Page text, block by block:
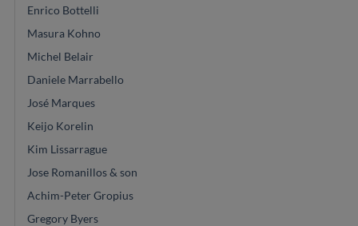
Enrico Bottelli
Masura Kohno
Michel Belair
Daniele Marrabello
José Marques
Keijo Korelin
Kim Lissarrague
Jose Romanillos & son
Achim-Peter Gropius
Gregory Byers